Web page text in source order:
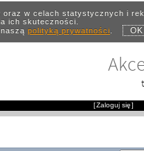
w celach statystycznych i
ich skuteczności.
polityką prywatności.
[Zaloguj się]